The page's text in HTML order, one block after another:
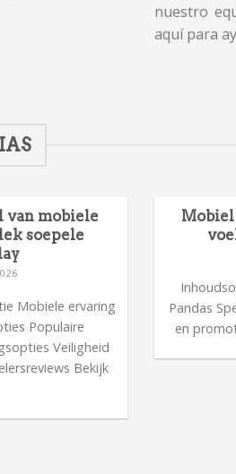
nuestro
aquí para
van mobiele
soepele
Mobiele ervaring
Populaire
Veiligheid
Bekijk
Mobiel
Pandas
en